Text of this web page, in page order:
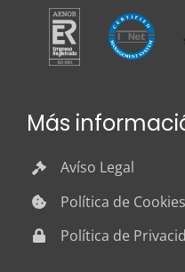
Más
Avíso Legal
Política de Cookies
Política de